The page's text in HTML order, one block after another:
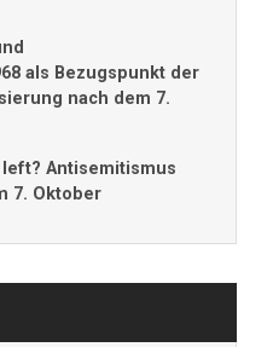
als Bezugspunkt der
nach dem 7.
left? Antisemitismus
7. Oktober